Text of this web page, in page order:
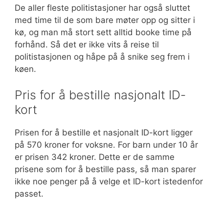
De aller fleste politistasjoner har også sluttet
med time til de som bare møter opp og sitter i
kø, og man må stort sett alltid booke time på
forhånd. Så det er ikke vits å reise til
politistasjonen og håpe på å snike seg frem i
køen.
Pris for å bestille nasjonalt ID-
kort
Prisen for å bestille et nasjonalt ID-kort ligger
på 570 kroner for voksne. For barn under 10 år
er prisen 342 kroner. Dette er de samme
prisene som for å bestille pass, så man sparer
ikke noe penger på å velge et ID-kort istedenfor
passet.